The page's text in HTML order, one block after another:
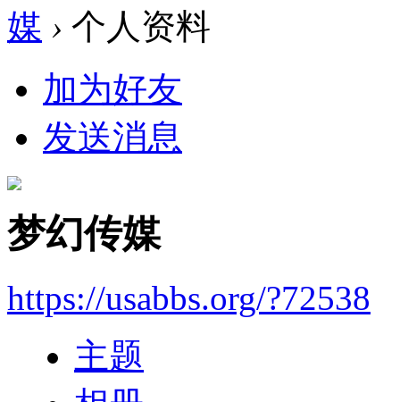
媒 › 个人资料
加为好友
发送消息
梦幻传媒
https://usabbs.org/?72538
主题